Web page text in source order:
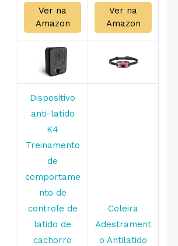
Ver na
Amazon
Ver na
Amazon
Dispositivo
anti-latido
K4
Treinamento
de
comportame
nto de
controle de
latido de
cachorro
Coleira
Adestrament
o Antilatido